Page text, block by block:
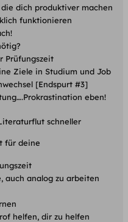
dich produktiver machen
funktionieren
Prüfungszeit
Ziele in Studium und Job
[Endspurt #3]
eben!
schneller
für deine
auch analog zu arbeiten
helfen, dir zu helfen